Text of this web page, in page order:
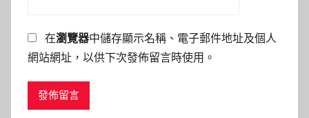
在瀏覽器中儲存顯示名稱、電子郵件地址及個人
網站網址，以供下次發佈留言時使用。